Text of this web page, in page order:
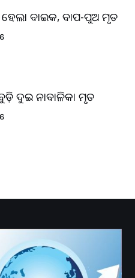
ବାଇକ, ବାପ-ପୁଅ ମୃତ
ଦୁଇ ନାବାଳିକା ମୃତ